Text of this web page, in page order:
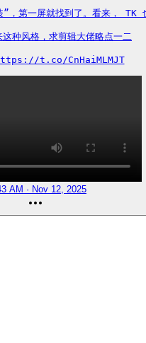
第一屏就找到了。看来， TK
种风格，求剪辑大佬略点一二
t.co/CnHaiMLMJT
AM · Nov 12, 2025